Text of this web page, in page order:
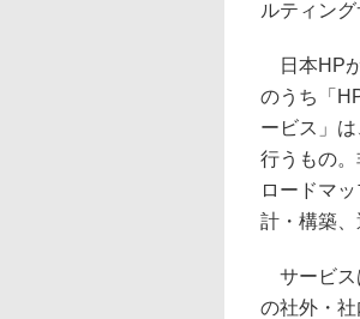
ルティン
日本HP
のうち「
ービス」
行うもの
ロードマ
計・構築、
サービス
の社外・